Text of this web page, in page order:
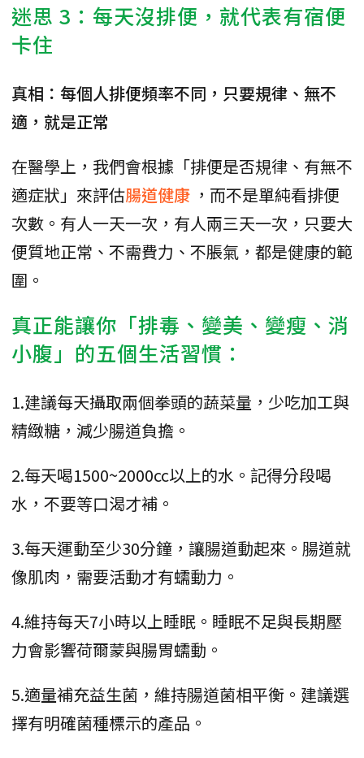
迷思 3：每天沒排便，就代表有宿便
卡住
真相：每個人排便頻率不同，只要規律、無不
適，就是正常
在醫學上，我們會根據「排便是否規律、有無不
適症狀」來評估腸道健康 ，而不是單純看排便
次數。有人一天一次，有人兩三天一次，只要大
便質地正常、不需費力、不脹氣，都是健康的範
圍。
真正能讓你「排毒、變美、變瘦、消
小腹」的五個生活習慣：
1.建議每天攝取兩個拳頭的蔬菜量，少吃加工與
精緻糖，減少腸道負擔。
2.每天喝1500~2000cc以上的水。記得分段喝
水，不要等口渴才補。
3.每天運動至少30分鐘，讓腸道動起來。腸道就
像肌肉，需要活動才有蠕動力。
4.維持每天7小時以上睡眠。睡眠不足與長期壓
力會影響荷爾蒙與腸胃蠕動。
5.適量補充益生菌，維持腸道菌相平衡。建議選
擇有明確菌種標示的產品。